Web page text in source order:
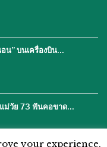
น” บนเครื่องบิน…
ม่วัย 73 ฟันคอขาด…
your experience.